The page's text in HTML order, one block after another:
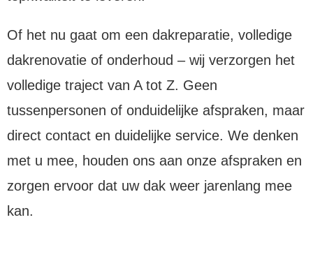
Of het nu gaat om een dakreparatie, volledige
dakrenovatie of onderhoud – wij verzorgen het
volledige traject van A tot Z. Geen
tussenpersonen of onduidelijke afspraken, maar
direct contact en duidelijke service. We denken
met u mee, houden ons aan onze afspraken en
zorgen ervoor dat uw dak weer jarenlang mee
kan.